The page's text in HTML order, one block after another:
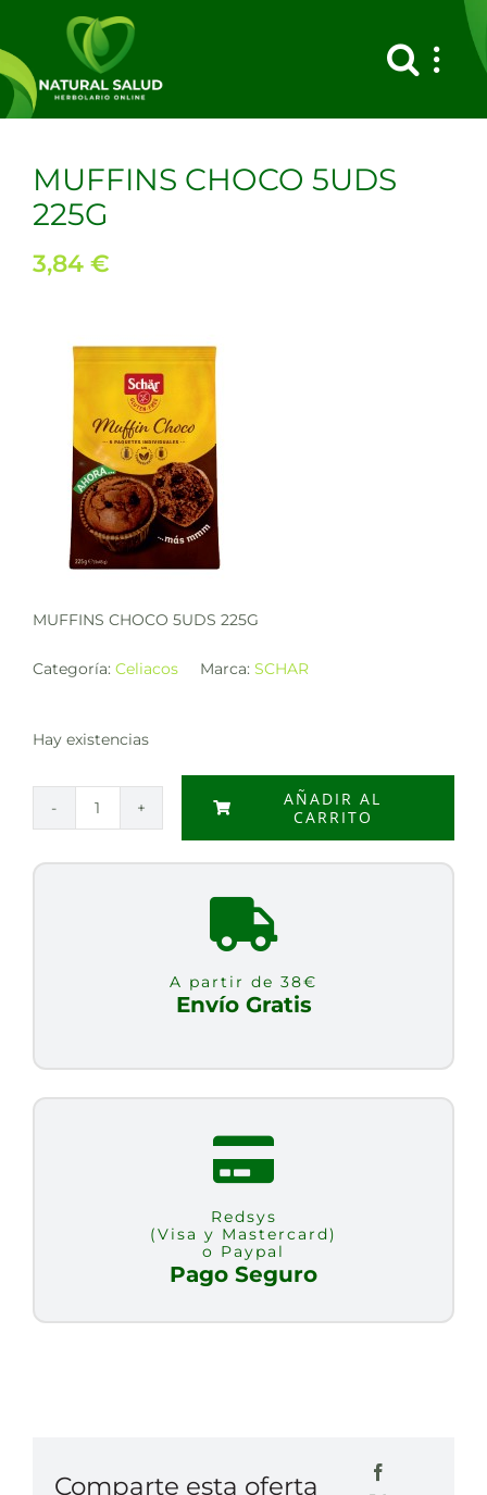
contenido
MUFFINS CHOCO 5UDS
225G
3,84 €
MUFFINS CHOCO 5UDS 225G
Categoría: Celiacos Marca: SCHAR
Hay existencias
MUFFINS
AÑADIR AL
CARRITO
A partir de 38€
Envío Gratis
Redsys
(Visa y Mastercard)
o Paypal
Pago Seguro
Comparte esta oferta